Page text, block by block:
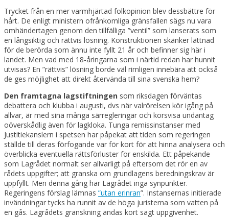
Trycket från en mer varmhjärtad folkopinion blev dessbättre för
hårt. De enligt ministern ofrånkomliga gränsfallen sägs nu vara
omhändertagen genom den tillfälliga ”ventil” som lanserats som
en långsiktig och rättvis lösning. Konstruktionen skänker lättnad
för de berörda som ännu inte fyllt 21 år och befinner sig här i
landet. Men vad med 18-åringarna som i närtid redan har hunnit
utvisas? En ”rättvis” lösning borde väl rimligen innebära att också
de ges möjlighet att direkt återvända till sina svenska hem?
Den framtagna lagstiftningen som riksdagen förväntas
debattera och klubba i augusti, dvs när valrörelsen kör igång på
allvar, är med sina många särregleringar och korsvisa undantag
oöverskådlig även för lagkloka. Tunga remissinstanser med
Justitiekanslern i spetsen har påpekat att tiden som regeringen
ställde till deras förfogande var för kort för att hinna analysera och
överblicka eventuella rättsförluster för enskilda. Ett påpekande
som Lagrådet normalt ser allvarligt på eftersom det rör en av
rådets uppgifter; att granska om grundlagens beredningskrav är
uppfyllt. Men denna gång har Lagrådet inga synpunkter.
Regeringens förslag lämnas ”utan erinran”. Instansernas initierade
invändningar tycks ha runnit av de höga juristerna som vatten på
en gås. Lagrådets granskning andas kort sagt uppgivenhet.